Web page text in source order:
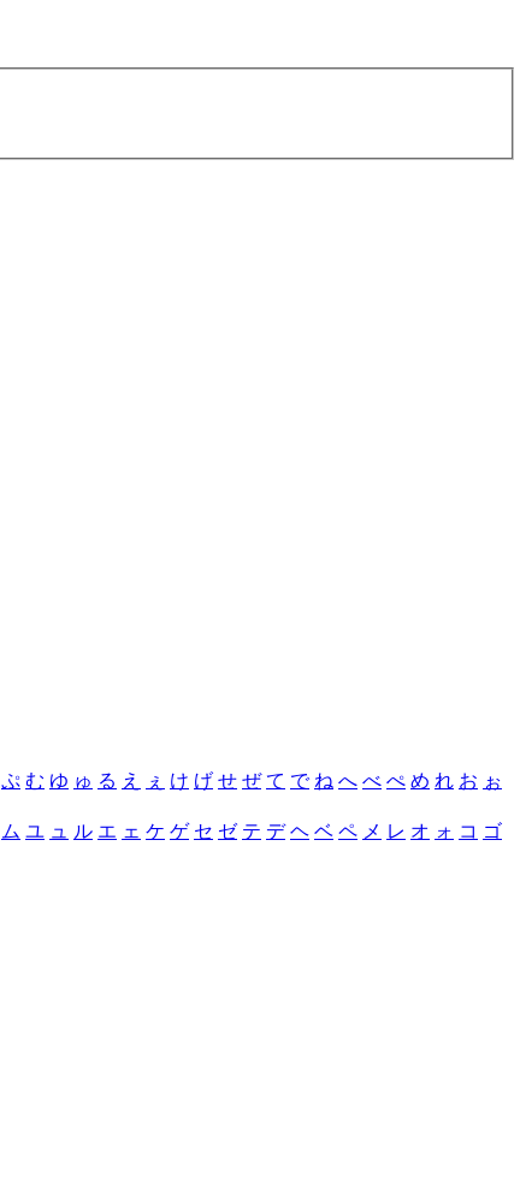
ぷ む ゆ ゅ る え ぇ け げ せ ぜ て で ね へ べ ぺ め れ お ぉ
ム ユ ュ ル エ ェ ケ ゲ セ ゼ テ デ ヘ ベ ペ メ レ オ ォ コ ゴ